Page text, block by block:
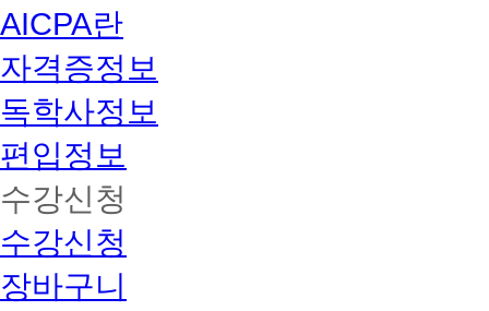
AICPA란
자격증정보
독학사정보
편입정보
수강신청
수강신청
장바구니